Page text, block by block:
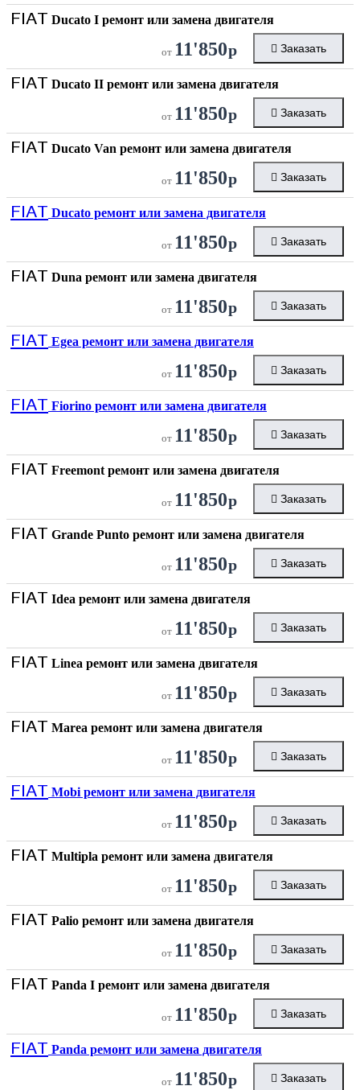
FIAT Ducato I ремонт или замена двигателя
от 11'850р Заказать
FIAT Ducato II ремонт или замена двигателя
от 11'850р Заказать
FIAT Ducato Van ремонт или замена двигателя
от 11'850р Заказать
FIAT Ducato ремонт или замена двигателя
от 11'850р Заказать
FIAT Duna ремонт или замена двигателя
от 11'850р Заказать
FIAT Egea ремонт или замена двигателя
от 11'850р Заказать
FIAT Fiorino ремонт или замена двигателя
от 11'850р Заказать
FIAT Freemont ремонт или замена двигателя
от 11'850р Заказать
FIAT Grande Punto ремонт или замена двигателя
от 11'850р Заказать
FIAT Idea ремонт или замена двигателя
от 11'850р Заказать
FIAT Linea ремонт или замена двигателя
от 11'850р Заказать
FIAT Marea ремонт или замена двигателя
от 11'850р Заказать
FIAT Mobi ремонт или замена двигателя
от 11'850р Заказать
FIAT Multipla ремонт или замена двигателя
от 11'850р Заказать
FIAT Palio ремонт или замена двигателя
от 11'850р Заказать
FIAT Panda I ремонт или замена двигателя
от 11'850р Заказать
FIAT Panda ремонт или замена двигателя
от 11'850р Заказать